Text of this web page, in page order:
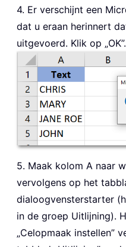
4. Er verschijnt een
dat u eraan herinnert
uitgevoerd. Klik op „OK”.
5. Maak kolom A naar
vervolgens op het
dialoogvensterstarter
in de groep Uitlijning).
„Celopmaak instellen”